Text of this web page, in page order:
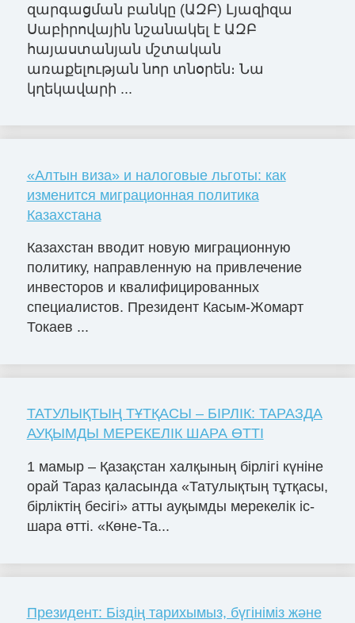
զարգացման բանկը (ԱԶԲ) Լյազիզա
Սաբիրովային նշանակել է ԱԶԲ
հայաստանյան մշտական
առաքելության նոր տնօրեն։ Նա
կղեկավարի ...
«Алтын виза» и налоговые льготы: как
изменится миграционная политика
Казахстана
Казахстан вводит новую миграционную
политику, направленную на привлечение
инвесторов и квалифицированных
специалистов. Президент Касым-Жомарт
Токаев ...
ТАТУЛЫҚТЫҢ ТҰТҚАСЫ – БІРЛІК: ТАРАЗДА
АУҚЫМДЫ МЕРЕКЕЛІК ШАРА ӨТТІ
1 мамыр – Қазақстан халқының бірлігі күніне
орай Тараз қаласында «Татулықтың тұтқасы,
бірліктің бесігі» атты ауқымды мерекелік іс-
шара өтті. «Көне-Та...
Президент: Біздің тарихымыз, бүгініміз және